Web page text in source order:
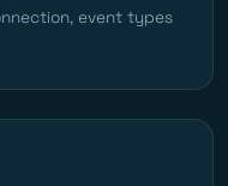
event types